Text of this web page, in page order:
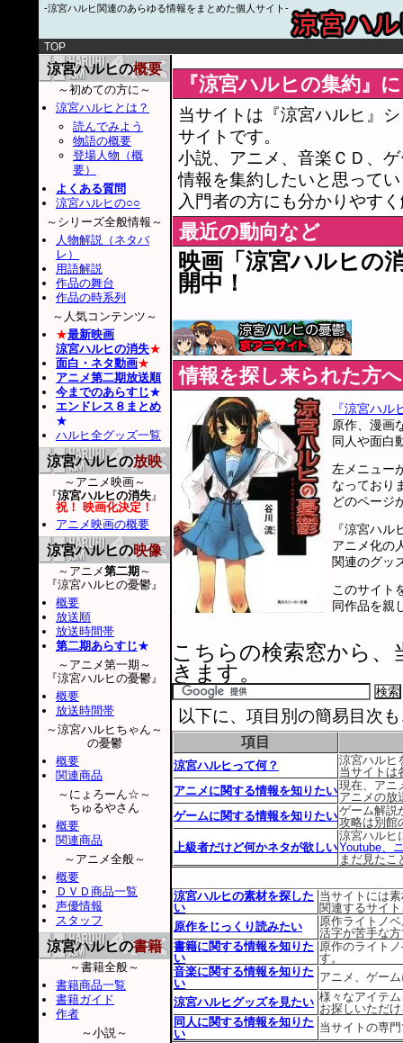
-涼宮ハルヒ関連のあらゆる情報をまとめた個人サイト-
TOP
『涼宮ハルヒの集約』
当サイトは『涼宮ハルヒ』
サイトです。
小説、アニメ、音楽ＣＤ、
情報を集約したいと思って
入門者の方にも分かりやす
最近の動向など
映画「涼宮ハルヒの
開中！
情報を探し来られた方へ
『涼宮ハル
原作、漫画
同人や面白
左メニュー
なっており
どのページ
『涼宮ハ
アニメ化の
関連のグッ
このサイト
同作品を親
こちらの検索窓から
きます。
以下に、項目別の簡易目次
項目
涼宮ハルヒって何？
涼宮ハルヒ
当サイトは
アニメに関する情報を知りたい現在、アニ
アニメの放
ゲームに関する情報を知りたいゲーム解説
攻略は別館
上級者だけど何かネタが欲しい
涼宮ハルヒ
Youtube、
まだ見たこ
涼宮ハルヒの素材を探した
い
当サイトには
関連するサイ
原作をじっくり読みたい
原作ライトノ
活字が苦手な
書籍に関する情報を知りた
い
原作のライト
す。
音楽に関する情報を知りた
い
アニメ、ゲー
涼宮ハルヒグッズを見たい 様々なアイテ
お探しいただ
同人に関する情報を知りた
い
当サイトの専
涼宮ハルヒの概要
～初めての方に～
涼宮ハルヒとは？
読んでみよう
物語の概要
登場人物（概
要）
よくある質問
涼宮ハルヒの○○
～シリーズ全般情報～
人物解説（ネタバ
レ）
用語解説
作品の舞台
作品の時系列
～人気コンテンツ～
★最新映画
涼宮ハルヒの消失★
面白・ネタ動画★
アニメ第二期放送順
今までのあらすじ★
エンドレス８まとめ
★
ハルヒ全グッズ一覧
涼宮ハルヒの放映
～アニメ映画～
『涼宮ハルヒの消失』
祝！ 映画化決定！
アニメ映画の概要
涼宮ハルヒの映像
～アニメ第二期 ～
『涼宮ハルヒの憂鬱』
概要
放送順
放送時間帯
第二期あらすじ★
～アニメ第一期～
『涼宮ハルヒの憂鬱』
概要
放送時間帯
～涼宮ハルヒちゃん～
の憂鬱
概要
関連商品
～にょろーん☆～
ちゅるやさん
概要
関連商品
～アニメ全般～
概要
ＤＶＤ商品一覧
声優情報
スタッフ
涼宮ハルヒの書籍
～書籍全般～
書籍商品一覧
書籍ガイド
作者
～小説～